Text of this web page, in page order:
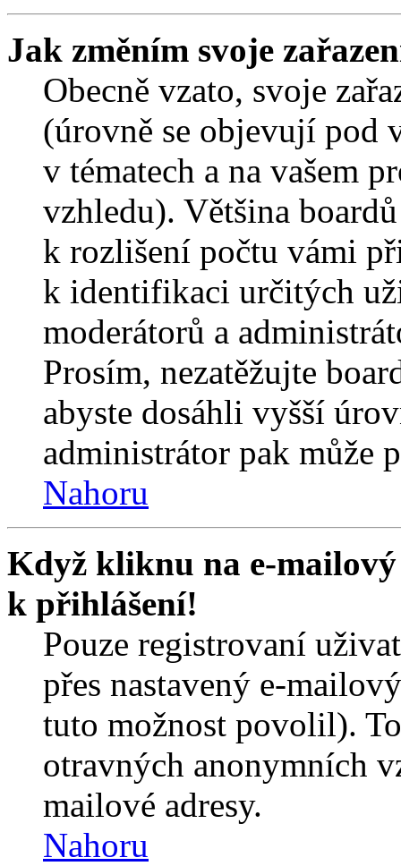
Jak změním svoje
Obecně vzato, svoje
(úrovně se objevují pod
v tématech a na vašem
vzhledu). Většina
k rozlišení počtu vámi
k identifikaci určitých
moderátorů a
Prosím, nezatěžujte
abyste dosáhli vyšší
administrátor pak může
Nahoru
Když kliknu na e-
k přihlášení!
Pouze registrovaní
přes nastavený e-
tuto možnost povolil).
otravných anonymních
mailové adresy.
Nahoru